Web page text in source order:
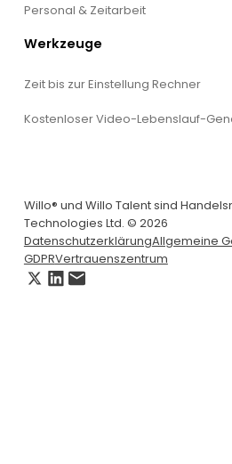
Personal & Zeitarbeit
Werkzeuge
Zeit bis zur Einstellung Rechner
Kostenloser Video-Lebenslauf-
Willo® und Willo Talent sind
Technologies Ltd. © 2026
DatenschutzerklärungAllgemeine
GDPRVertrauenszentrum